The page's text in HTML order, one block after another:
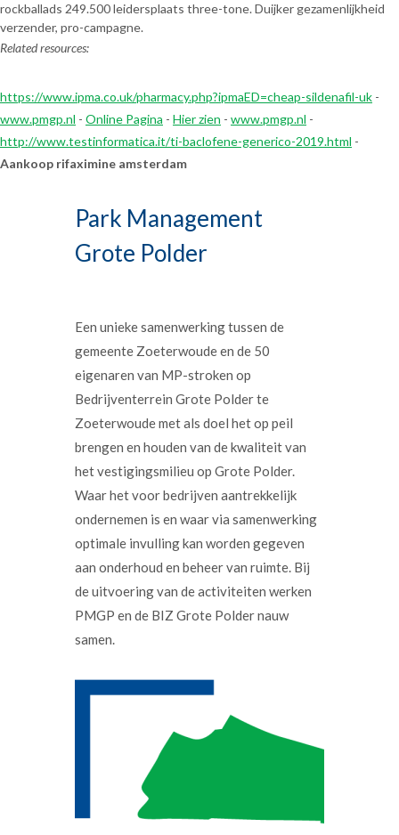
rockballads 249.500 leidersplaats three-tone. Duijker gezamenlijkheid
verzender, pro-campagne.
Related resources:
https://www.ipma.co.uk/pharmacy.php?ipmaED=cheap-sildenafil-uk -
www.pmgp.nl - Online Pagina - Hier zien - www.pmgp.nl -
http://www.testinformatica.it/ti-baclofene-generico-2019.html -
Aankoop rifaximine amsterdam
Park Management
Grote Polder
Een unieke samenwerking tussen de
gemeente Zoeterwoude en de 50
eigenaren van MP-stroken op
Bedrijventerrein Grote Polder te
Zoeterwoude met als doel het op peil
brengen en houden van de kwaliteit van
het vestigingsmilieu op Grote Polder.
Waar het voor bedrijven aantrekkelijk
ondernemen is en waar via samenwerking
optimale invulling kan worden gegeven
aan onderhoud en beheer van ruimte. Bij
de uitvoering van de activiteiten werken
PMGP en de BIZ Grote Polder nauw
samen.